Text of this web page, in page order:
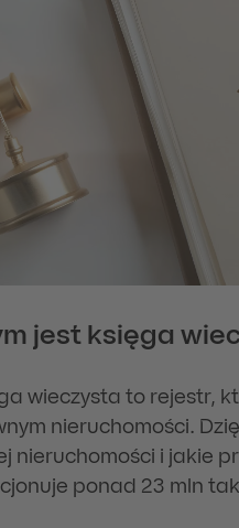
jest księga
wieczysta to rejestr,
nieruchomości.
nieruchomości i jakie
ponad 23 mln